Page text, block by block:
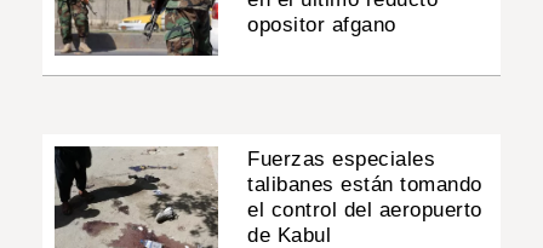
opositor afgano
Fuerzas especiales
talibanes están tomando
el control del aeropuerto
de Kabul